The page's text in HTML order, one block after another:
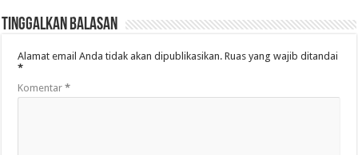
Tinggalkan Balasan
Alamat email Anda tidak akan dipublikasikan. Ruas yang wajib ditandai
*
Komentar*